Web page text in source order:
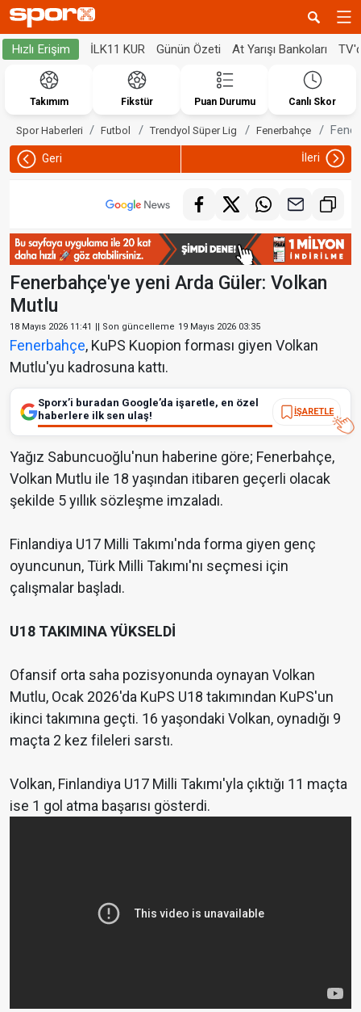
Hızlı Erişim İLK11 KUR Günün Özeti At Yarışı Bankoları
Takımım Fikstür Puan Durumu Canlı Skor
Spor Haberleri Futbol Trendyol Süper Lig Fenerbahçe
Geri İleri
Fenerbahçe'ye yeni Arda Güler: Volkan
Mutlu
18 Mayıs 2026 11:41 || Son güncelleme 19 Mayıs 2026 03:35
Fenerbahçe, KuPS Kuopion forması giyen Volkan
Mutlu'yu kadrosuna kattı.
Sporx’i buradan Google’da işaretle, en özel
haberlere ilk sen ulaş!
İŞARETLE
Yağız Sabuncuoğlu'nun haberine göre; Fenerbahçe,
Volkan Mutlu ile 18 yaşından itibaren geçerli olacak
şekilde 5 yıllık sözleşme imzaladı.
Finlandiya U17 Milli Takımı'nda forma giyen genç
oyuncunun, Türk Milli Takımı'nı seçmesi için
çalışmalar başladı.
U18 TAKIMINA YÜKSELDİ
Ofansif orta saha pozisyonunda oynayan Volkan
Mutlu, Ocak 2026'da KuPS U18 takımından KuPS'un
ikinci takımına geçti. 16 yaşondaki Volkan, oynadığı 9
maçta 2 kez fileleri sarstı.
Volkan, Finlandiya U17 Milli Takımı'yla çıktığı 11 maçta
ise 1 gol atma başarısı gösterdi.